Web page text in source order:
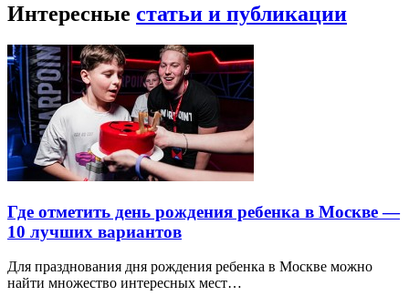
Интересные статьи и публикации
Где отметить день рождения ребенка в Москве —
10 лучших вариантов
Для празднования дня рождения ребенка в Москве можно
найти множество интересных мест…